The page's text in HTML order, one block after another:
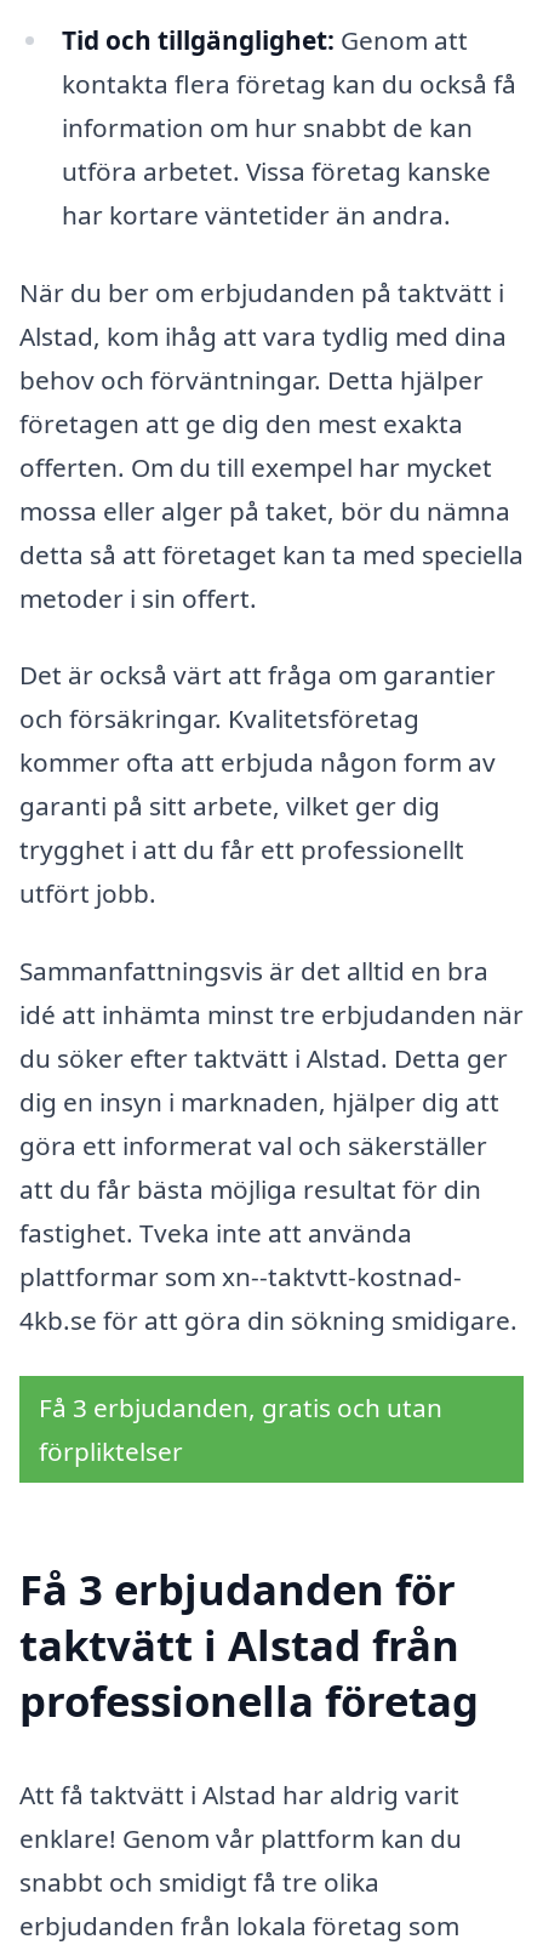
Tid och tillgänglighet: Genom att
kontakta flera företag kan du också få
information om hur snabbt de kan
utföra arbetet. Vissa företag kanske
har kortare väntetider än andra.
När du ber om erbjudanden på taktvätt i
Alstad, kom ihåg att vara tydlig med dina
behov och förväntningar. Detta hjälper
företagen att ge dig den mest exakta
offerten. Om du till exempel har mycket
mossa eller alger på taket, bör du nämna
detta så att företaget kan ta med speciella
metoder i sin offert.
Det är också värt att fråga om garantier
och försäkringar. Kvalitetsföretag
kommer ofta att erbjuda någon form av
garanti på sitt arbete, vilket ger dig
trygghet i att du får ett professionellt
utfört jobb.
Sammanfattningsvis är det alltid en bra
idé att inhämta minst tre erbjudanden när
du söker efter taktvätt i Alstad. Detta ger
dig en insyn i marknaden, hjälper dig att
göra ett informerat val och säkerställer
att du får bästa möjliga resultat för din
fastighet. Tveka inte att använda
plattformar som xn--taktvtt-kostnad-
4kb.se för att göra din sökning smidigare.
Få 3 erbjudanden, gratis och utan
förpliktelser
Få 3 erbjudanden för
taktvätt i Alstad från
professionella företag
Att få taktvätt i Alstad har aldrig varit
enklare! Genom vår plattform kan du
snabbt och smidigt få tre olika
erbjudanden från lokala företag som